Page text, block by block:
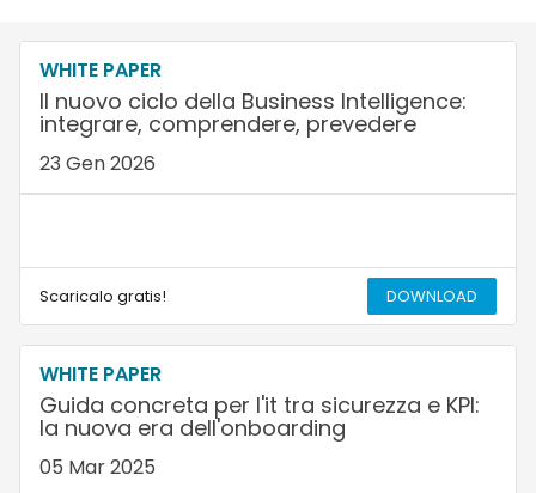
WHITE PAPER
Il nuovo ciclo della Business Intelligence:
integrare, comprendere, prevedere
23 Gen 2026